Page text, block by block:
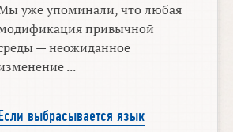
уже упоминали, что любая
привычной
— неожиданное
...
выбрасывается язык